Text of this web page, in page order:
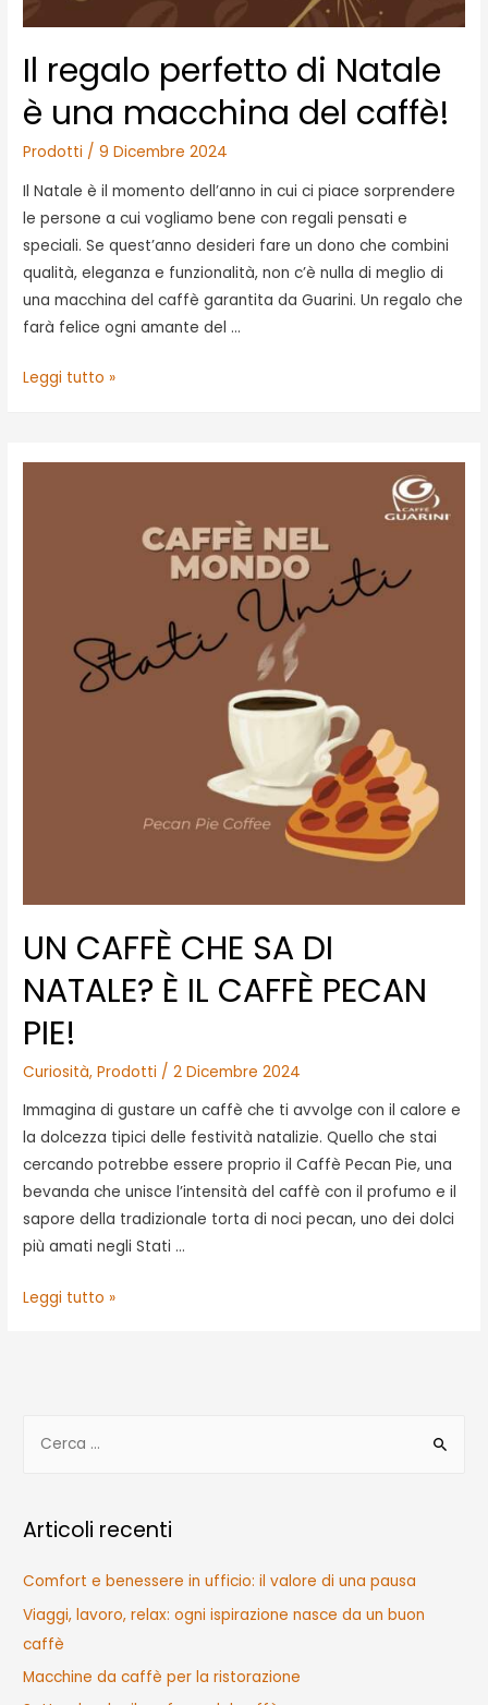
Il regalo perfetto di Natale
è una macchina del caffè!
Prodotti /9 Dicembre 2024
Il Natale è il momento dell’anno in cui ci piace sorprendere
le persone a cui vogliamo bene con regali pensati e
speciali. Se quest’anno desideri fare un dono che combini
qualità, eleganza e funzionalità, non c’è nulla di meglio di
una macchina del caffè garantita da Guarini. Un regalo che
farà felice ogni amante del …
Il
di
Leggi tutto »
UN CAFFÈ CHE SA DI
NATALE? È IL CAFFÈ PECAN
PIE!
Curiosità,Prodotti /2 Dicembre 2024
Immagina di gustare un caffè che ti avvolge con il calore e
la dolcezza tipici delle festività natalizie. Quello che stai
cercando potrebbe essere proprio il Caffè Pecan Pie, una
bevanda che unisce l’intensità del caffè con il profumo e il
sapore della tradizionale torta di noci pecan, uno dei dolci
più amati negli Stati …
UN
NATALE?
PECAN
Leggi tutto »
e
c
a
Articoli recenti
Comfort e benessere in ufficio: il valore di una pausa
Viaggi, lavoro, relax: ogni ispirazione nasce da un buon
caffè
Macchine da caffè per la ristorazione